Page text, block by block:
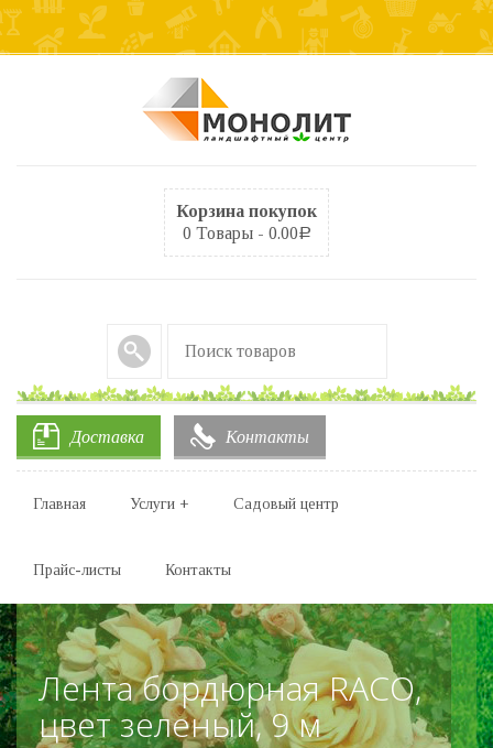
Корзина покупок
0 Товары - 0.00Р
Доставка Контакты
Главная Услуги + Садовый центр
Прайс-листы Контакты
Лента бордюрная RACO,
цвет зеленый, 9 м